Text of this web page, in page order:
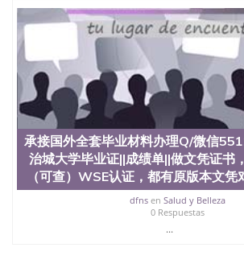
回国人员证明、留学生认证、学历认证
位认证、留学生学历认证、留学生学位
凭学历、美国文凭学历、澳洲文凭学历
学历、新西兰学历认证等q:551190476
551190476 圣何塞州立大学毕业证（
University）圣何塞州立大学毕业证（
University）圣何塞州立大学毕业证（
University）圣何塞州立大学成绩单（
University）圣何塞州立大学成绩单（
University）圣何塞州立大学成绩单（
University）成绩单圣何塞州立大学文
State University）圣何塞州立大学（
University）圣何塞州立大学（San
University）圣何塞州立大学（ San
University）圣何塞州立大学（San Jose
承接国外全套毕业材料办理Q/微信
治城大学毕业证||成绩单||做文凭证书
（可查）WSE认证，都有原版本文凭
dfnsen Salud y Belleza
0 Respuestas
...